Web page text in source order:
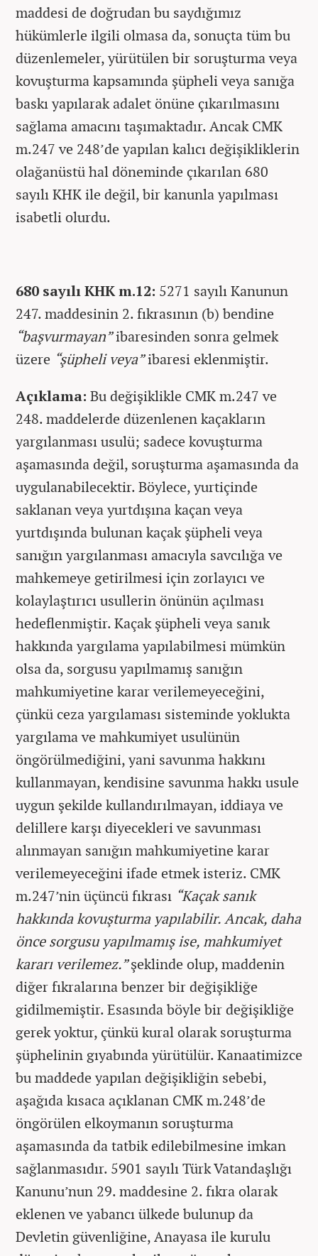
maddesi de doğrudan bu saydığımız
hükümlerle ilgili olmasa da, sonuçta tüm bu
düzenlemeler, yürütülen bir soruşturma veya
kovuşturma kapsamında şüpheli veya sanığa
baskı yapılarak adalet önüne çıkarılmasını
sağlama amacını taşımaktadır. Ancak CMK
m.247 ve 248’de yapılan kalıcı değişikliklerin
olağanüstü hal döneminde çıkarılan 680
sayılı KHK ile değil, bir kanunla yapılması
isabetli olurdu.
680 sayılı KHK m.12: 5271 sayılı Kanunun
247. maddesinin 2. fıkrasının (b) bendine
“başvurmayan”ibaresinden sonra gelmek
üzere “şüpheli veya”ibaresi eklenmiştir.
Açıklama: Bu değişiklikle CMK m.247 ve
248. maddelerde düzenlenen kaçakların
yargılanması usulü; sadece kovuşturma
aşamasında değil, soruşturma aşamasında da
uygulanabilecektir. Böylece, yurtiçinde
saklanan veya yurtdışına kaçan veya
yurtdışında bulunan kaçak şüpheli veya
sanığın yargılanması amacıyla savcılığa ve
mahkemeye getirilmesi için zorlayıcı ve
kolaylaştırıcı usullerin önünün açılması
hedeflenmiştir. Kaçak şüpheli veya sanık
hakkında yargılama yapılabilmesi mümkün
olsa da, sorgusu yapılmamış sanığın
mahkumiyetine karar verilemeyeceğini,
çünkü ceza yargılaması sisteminde yoklukta
yargılama ve mahkumiyet usulünün
öngörülmediğini, yani savunma hakkını
kullanmayan, kendisine savunma hakkı usule
uygun şekilde kullandırılmayan, iddiaya ve
delillere karşı diyecekleri ve savunması
alınmayan sanığın mahkumiyetine karar
verilemeyeceğini ifade etmek isteriz. CMK
m.247’nin üçüncü fıkrası “Kaçak sanık
hakkında kovuşturma yapılabilir. Ancak, daha
önce sorgusu yapılmamış ise, mahkumiyet
kararı verilemez.”şeklinde olup, maddenin
diğer fıkralarına benzer bir değişikliğe
gidilmemiştir. Esasında böyle bir değişikliğe
gerek yoktur, çünkü kural olarak soruşturma
şüphelinin gıyabında yürütülür. Kanaatimizce
bu maddede yapılan değişikliğin sebebi,
aşağıda kısaca açıklanan CMK m.248’de
öngörülen elkoymanın soruşturma
aşamasında da tatbik edilebilmesine imkan
sağlanmasıdır. 5901 sayılı Türk Vatandaşlığı
Kanunu’nun 29. maddesine 2. fıkra olarak
eklenen ve yabancı ülkede bulunup da
Devletin güvenliğine, Anayasa ile kurulu